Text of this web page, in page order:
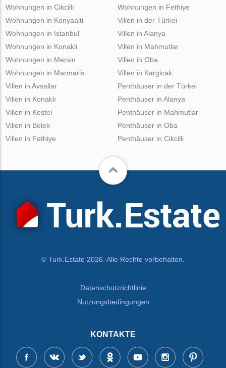
Wohnungen in Cikcilli
Wohnungen in Fethiye
Wohnungen in Konyaalti
Wohnungen in Istanbul
Wohnungen in Konakli
Wohnungen in Mersin
Wohnungen in Marmaris
Villen in der Türkei
Villen in Alanya
Villen in Mahmutlar
Villen in Oba
Villen in Kargicak
Villen in Avsallar
Villen in Konaklı
Villen in Kestel
Villen in Belek
Villen in Fethiye
Penthäuser in der Türkei
Penthäuser in Alanya
Penthäuser in Mahmutlar
Penthäuser in Oba
Penthäuser in Cikcilli
© Turk.Estate 2026. Alle Rechte vorbehalten.
Datenschutzrichtlinie
Nutzungsbedingungen
KONTAKTE